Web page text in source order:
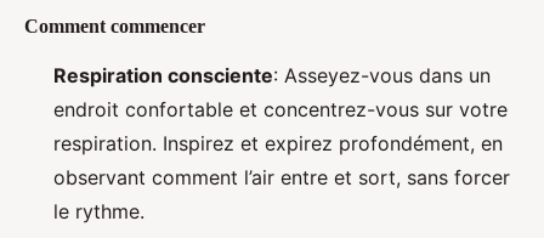
Comment commencer
Respiration consciente: Asseyez-vous dans un
endroit confortable et concentrez-vous sur votre
respiration. Inspirez et expirez profondément, en
observant comment l’air entre et sort, sans forcer
le rythme.